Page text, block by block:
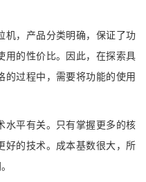
机，产品分类明确，保证了功
用的性价比。因此，在探索具
的过程中，需要将功能的使用
水平有关。只有掌握更多的核
好的技术。成本基数很大，所